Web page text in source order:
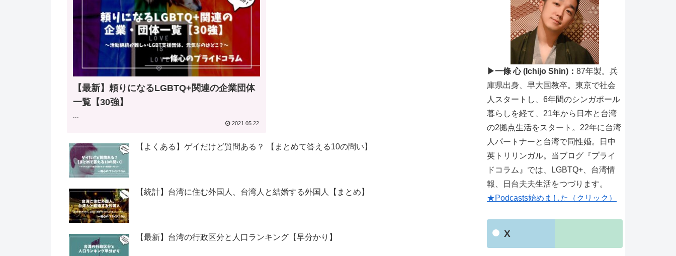
【最新】頼りになるLGBTQ+関連の企業団体
一覧【30強】
...
2021.05.22
【よくある】ゲイだけど質問ある？ 【まとめて答える10の問い】
【統計】台湾に住む外国人、台湾人と結婚する外国人【まとめ】
【最新】台湾の行政区分と人口ランキング【早分かり】
▶一條 心 (Ichijo Shin)： 87年製。兵
庫県出身、早大国教卒。東京で社会
人スタートし、6年間のシンガポール
暮らしを経て、21年から日本と台湾
の2拠点生活をスタート。22年に台湾
人パートナーと台湾で同性婚。日中
英トリリンガル。当ブログ『プライ
ドコラム』では、LGBTQ+、台湾情
報、日台夫夫生活をつづります。
★Podcasts始めました（クリック）
X